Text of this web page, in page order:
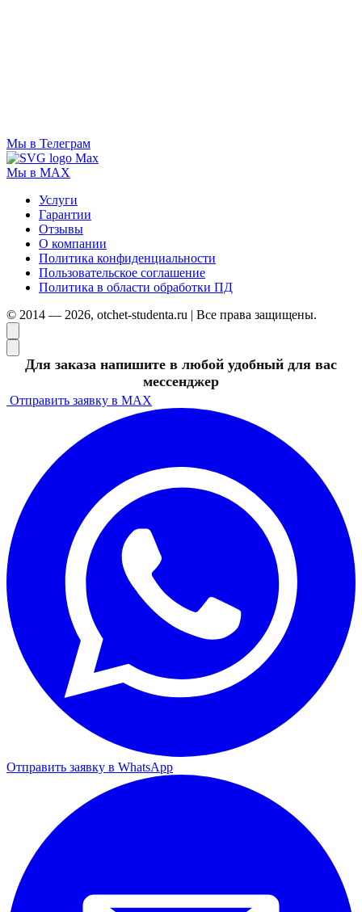
Мы в Телеграм
Мы в MAX
Услуги
Гарантии
Отзывы
О компании
Политика конфиденциальности
Пользовательское соглашение
Политика в области обработки ПД
© 2014 — 2026, otchet-studenta.ru | Все права защищены.
Для заказа напишите в любой удобный для вас
мессенджер
Отправить заявку в MAX
Отправить заявку в WhatsApp